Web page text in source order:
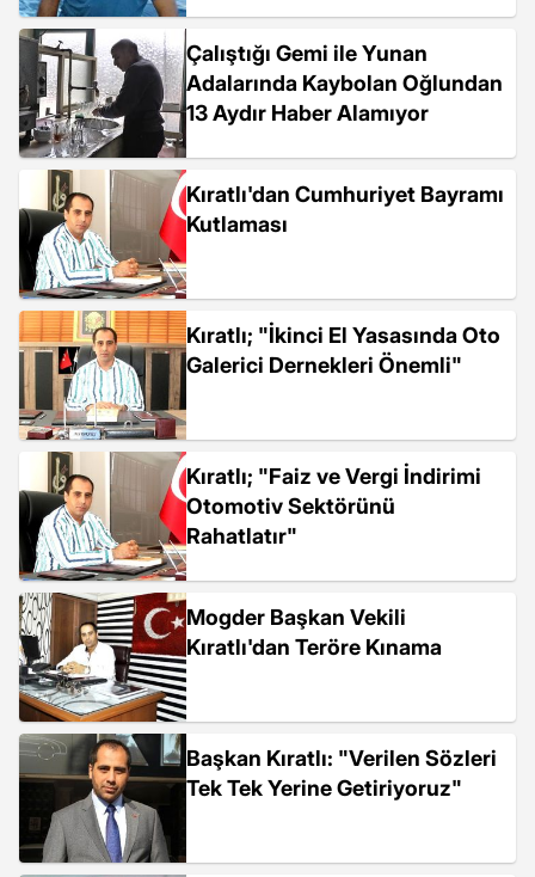
Çalıştığı Gemi ile Yunan
Adalarında Kaybolan Oğlundan
13 Aydır Haber Alamıyor
Kıratlı'dan Cumhuriyet Bayramı
Kutlaması
Kıratlı; "İkinci El Yasasında Oto
Galerici Dernekleri Önemli"
Kıratlı; "Faiz ve Vergi İndirimi
Otomotiv Sektörünü
Rahatlatır"
Mogder Başkan Vekili
Kıratlı'dan Teröre Kınama
Başkan Kıratlı: "Verilen Sözleri
Tek Tek Yerine Getiriyoruz"